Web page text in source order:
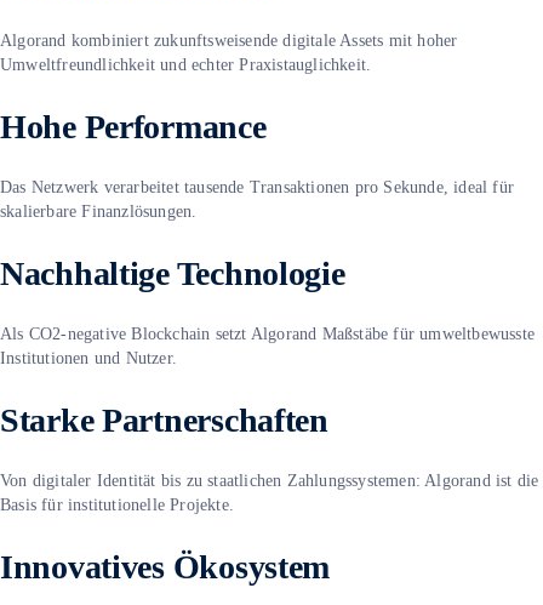
Algorand kombiniert zukunftsweisende digitale Assets mit hoher
Umweltfreundlichkeit und echter Praxistauglichkeit.
Hohe Performance
Das Netzwerk verarbeitet tausende Transaktionen pro Sekunde, ideal für
skalierbare Finanzlösungen.
Nachhaltige Technologie
Als CO2-negative Blockchain setzt Algorand Maßstäbe für umweltbewusste
Institutionen und Nutzer.
Starke Partnerschaften
Von digitaler Identität bis zu staatlichen Zahlungssystemen: Algorand ist die
Basis für institutionelle Projekte.
Innovatives Ökosystem